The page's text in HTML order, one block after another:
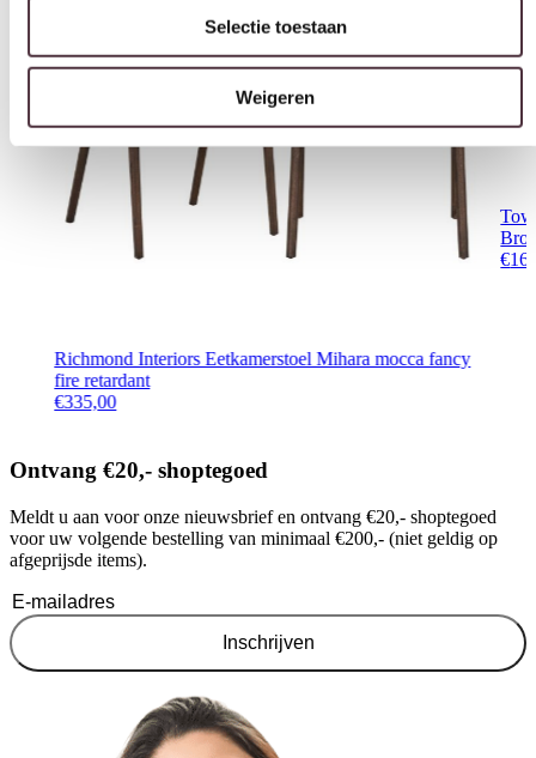
Richmond Interiors Eetkamerstoel Mihara mocca fancy
fire retardant
€335,00
€
Ontvang €20,- shoptegoed
Meldt u aan voor onze nieuwsbrief en ontvang €20,- shoptegoed
voor uw volgende bestelling van minimaal €200,- (niet geldig op
afgeprijsde items).
Inschrijven